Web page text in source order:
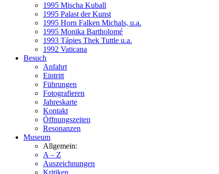
1995 Mischa Kuball
1995 Palast der Kunst
1995 Horn Falken Michals, u.a.
1995 Monika Bartholomé
1993 Tápies Thek Tuttle u.a.
1992 Vaticana
Besuch
Anfahrt
Eintritt
Führungen
Fotografieren
Jahreskarte
Kontakt
Öffnungszeiten
Resonanzen
Museum
Allgemein:
A – Z
Auszeichnungen
Kritiken